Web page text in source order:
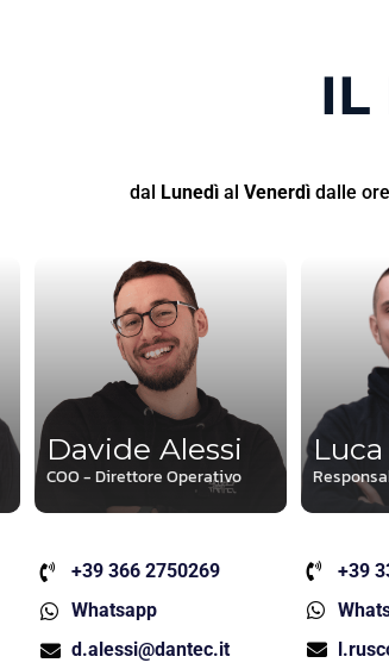
IL
dal Lunedìal Venerdìdalle ore
Davide Alessi
COO - Direttore Operativo
+39 366 2750269
Whatsapp
d.alessi@dantec.it
+39